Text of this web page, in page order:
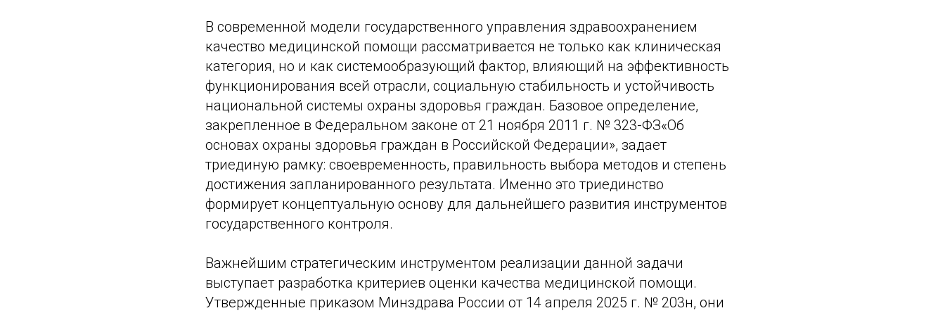
В современной модели государственного управления здравоохранением
качество медицинской помощи рассматривается не только как клиническая
категория, но и как системообразующий фактор, влияющий на эффективность
функционирования всей отрасли, социальную стабильность и устойчивость
национальной системы охраны здоровья граждан. Базовое определение,
закрепленное в Федеральном законе от 21 ноября 2011 г. № 323-ФЗ«Об
основах охраны здоровья граждан в Российской Федерации», задает
триединую рамку: своевременность, правильность выбора методов и степень
достижения запланированного результата. Именно это триединство
формирует концептуальную основу для дальнейшего развития инструментов
государственного контроля.
Важнейшим стратегическим инструментом реализации данной задачи
выступает разработка критериев оценки качества медицинской помощи.
Утвержденные приказом Минздрава России от 14 апреля 2025 г. № 203н, они